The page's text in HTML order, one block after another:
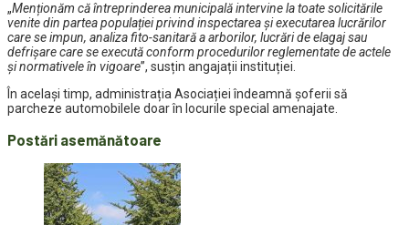
„Menționăm că întreprinderea municipală intervine la toate solicitările
venite din partea populației privind inspectarea și executarea lucrărilor
care se impun, analiza fito-sanitară a arborilor, lucrări de elagaj sau
defrișare care se execută conform procedurilor reglementate de actele
și normativele în vigoare”, susțin angajații instituției.
În același timp, administrația Asociației îndeamnă șoferii să
parcheze automobilele doar în locurile special amenajate.
Postări asemănătoare